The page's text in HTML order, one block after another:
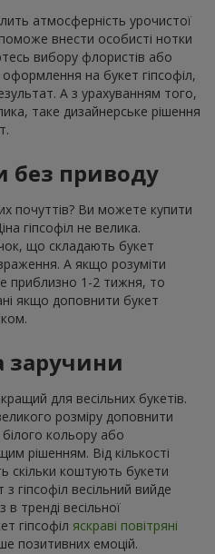
атмосферність урочистої
внести особисті нотки
вибору флористів або
на букет гіпсофіл,
А з урахуванням того,
таке дизайнерське рішення
без приводу
почуттів? Ви можете купити
гіпсофіл не велика.
що складають букет
А якщо розуміти
приблизно 1-2 тижня, то
якщо доповнити букет
заручини
для весільних букетів.
розміру доповнити
кольору або
рішенням. Від кількості
скільки коштують букети
гіпсофіл весільний вийде
тренді весільної
гіпсофіл яскраві повітряні
позитивних емоцій.